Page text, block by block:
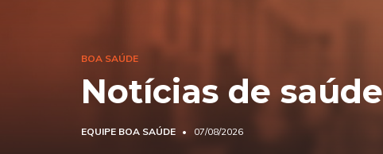
BOA SAÚDE
Notícias de saúde
EQUIPE BOA SAÚDE 07/08/2026